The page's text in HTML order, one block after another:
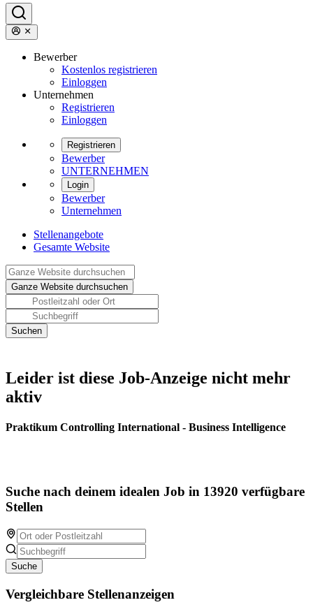
Bewerber
Kostenlos registrieren
Einloggen
Unternehmen
Registrieren
Einloggen
Registrieren
Bewerber
UNTERNEHMEN
Login
Bewerber
Unternehmen
Stellenangebote
Gesamte Website
Leider ist diese Job-Anzeige nicht mehr
aktiv
Praktikum Controlling International - Business Intelligence
Suche nach deinem idealen Job in 13920 verfügbare
Stellen
Suche
Vergleichbare Stellenanzeigen